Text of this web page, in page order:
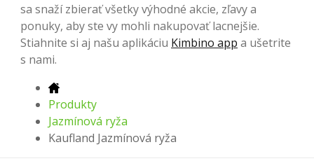
sa snaží zbierať všetky výhodné akcie, zľavy a
ponuky, aby ste vy mohli nakupovať lacnejšie.
Stiahnite si aj našu aplikáciu Kimbino app a ušetrite
s nami.
Produkty
Jazmínová ryža
Kaufland Jazmínová ryža